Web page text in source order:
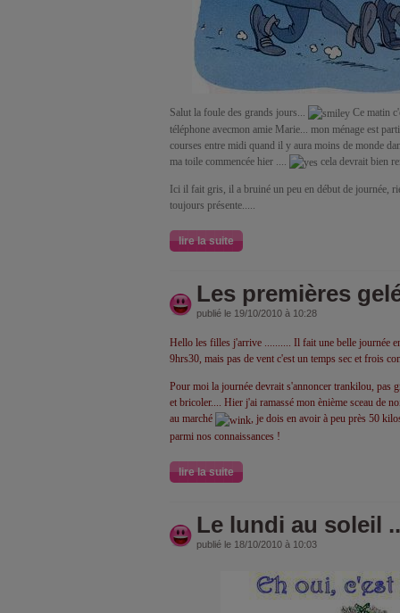
Salut la foule des grands jours...
Ce matin
téléphone avecmon amie Marie... mon ménage est
courses entre midi quand il y aura moins de monde
ma toile commencée hier ....
cela devrait bien
Ici il fait gris, il a bruiné un peu en début de journée,
toujours présente.....
lire la suite
Les premières
publié le 19/10/2010 à 10:28
Hello les filles j'arrive .......... Il fait une belle journée
9hrs30, mais pas de vent c'est un temps sec et frois
Pour moi la journée devrait s'annoncer trankilou, pas
et bricoler.... Hier j'ai ramassé mon ènième sceau de
au marché
, je dois en avoir à peu près 50
parmi nos connaissances !
lire la suite
Le lundi au soleil
publié le 18/10/2010 à 10:03